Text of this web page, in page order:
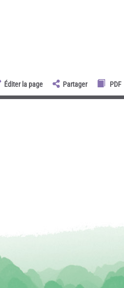
Éditer la page Partager PDF